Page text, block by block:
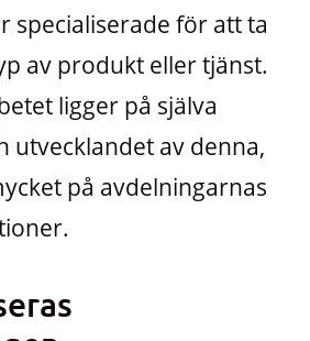
specialiserade för att ta
av produkt eller tjänst.
ligger på själva
utvecklandet av denna,
på avdelningarnas